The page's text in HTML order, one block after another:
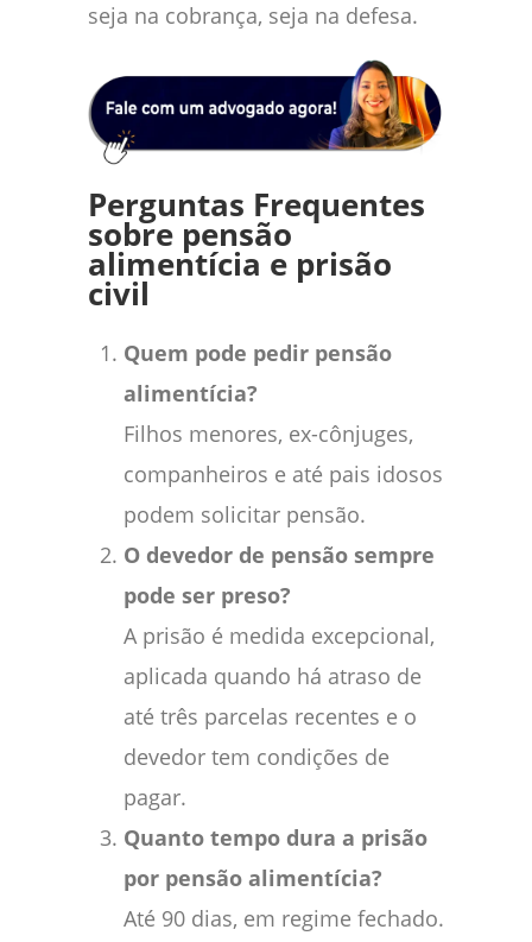
seja na cobrança, seja na defesa.
Perguntas Frequentes
sobre pensão
alimentícia e prisão
civil
Quem pode pedir pensão
alimentícia?
Filhos menores, ex-cônjuges,
companheiros e até pais idosos
podem solicitar pensão.
O devedor de pensão sempre
pode ser preso?
A prisão é medida excepcional,
aplicada quando há atraso de
até três parcelas recentes e o
devedor tem condições de
pagar.
Quanto tempo dura a prisão
por pensão alimentícia?
Até 90 dias, em regime fechado.